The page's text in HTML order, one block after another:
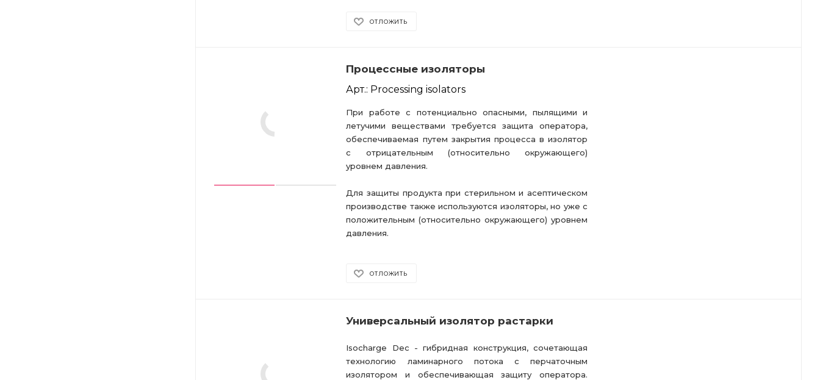
ОТЛОЖИТЬ
Процессные изоляторы
Арт.: Processing isolators
При работе с потенциально опасными, пылящими и
летучими веществами требуется защита оператора,
обеспечиваемая путем закрытия процесса в изолятор
с отрицательным (относительно окружающего)
уровнем давления.
Для защиты продукта при стерильном и асептическом
производстве также используются изоляторы, но уже с
положительным (относительно окружающего) уровнем
давления.
ОТЛОЖИТЬ
Универсальный изолятор растарки
Isocharge Dec - гибридная конструкция, сочетающая
технологию ламинарного потока с перчаточным
изолятором и обеспечивающая защиту оператора.